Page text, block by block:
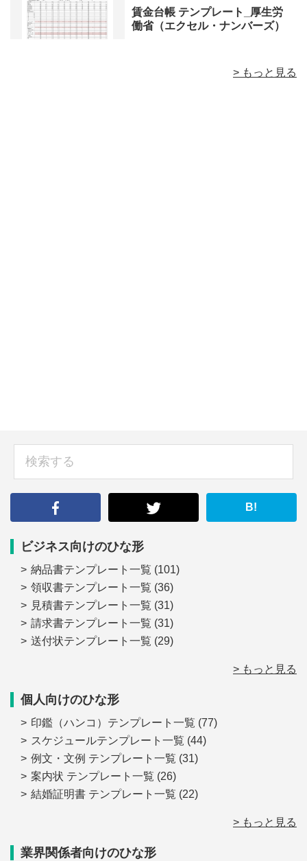
賃金台帳 テンプレート_厚生労
働省（エクセル・ナンバーズ）
> もっと見る
B!
ビジネス向けのひな形
納品書テンプレート一覧 (101)
領収書テンプレート一覧 (36)
見積書テンプレート一覧 (31)
請求書テンプレート一覧 (31)
送付状テンプレート一覧 (29)
> もっと見る
個人向けのひな形
印鑑（ハンコ）テンプレート一覧 (77)
スケジュールテンプレート一覧 (44)
例文・文例 テンプレート一覧 (31)
案内状 テンプレート一覧 (26)
結婚証明書 テンプレート一覧 (22)
> もっと見る
業界関係者向けのひな形